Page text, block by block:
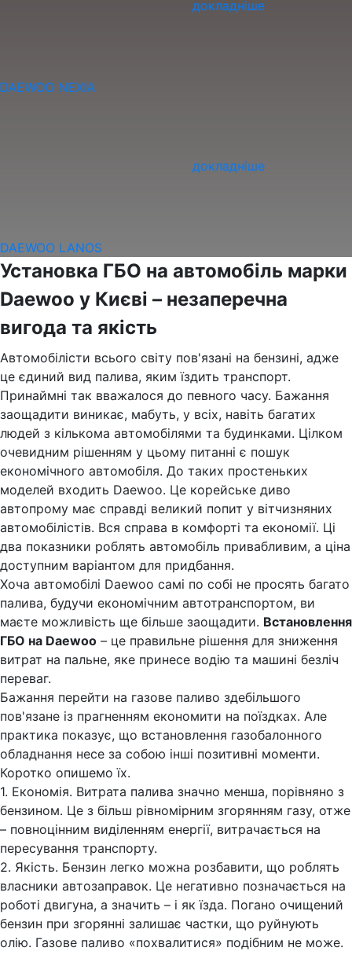
докладніше
DAEWOO NEXIA
докладніше
DAEWOO LANOS
Установка ГБО на автомобіль марки
Daewoo у Києві – незаперечна
вигода та якість
Автомобілісти всього світу пов'язані на бензині, адже
це єдиний вид палива, яким їздить транспорт.
Принаймні так вважалося до певного часу. Бажання
заощадити виникає, мабуть, у всіх, навіть багатих
людей з кількома автомобілями та будинками. Цілком
очевидним рішенням у цьому питанні є пошук
економічного автомобіля. До таких простеньких
моделей входить Daewoo. Це корейське диво
автопрому має справді великий попит у вітчизняних
автомобілістів. Вся справа в комфорті та економії. Ці
два показники роблять автомобіль привабливим, а ціна
доступним варіантом для придбання.
Хоча автомобілі Daewoo самі по собі не просять багато
палива, будучи економічним автотранспортом, ви
маєте можливість ще більше заощадити. Встановлення
ГБО на Daewoo – це правильне рішення для зниження
витрат на пальне, яке принесе водію та машині безліч
переваг.
Бажання перейти на газове паливо здебільшого
пов'язане із прагненням економити на поїздках. Але
практика показує, що встановлення газобалонного
обладнання несе за собою інші позитивні моменти.
Коротко опишемо їх.
1. Економія. Витрата палива значно менша, порівняно з
бензином. Це з більш рівномірним згорянням газу, отже
– повноцінним виділенням енергії, витрачається на
пересування транспорту.
2. Якість. Бензин легко можна розбавити, що роблять
власники автозаправок. Це негативно позначається на
роботі двигуна, а значить – і як їзда. Погано очищений
бензин при згорянні залишає частки, що руйнують
олію. Газове паливо «похвалитися» подібним не може.